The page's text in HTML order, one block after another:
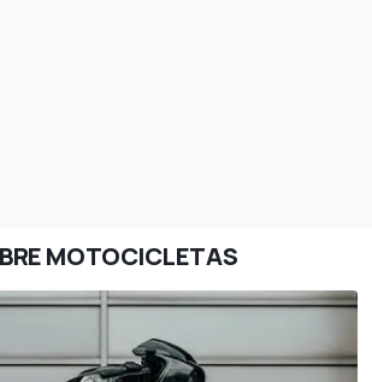
MOTOCICLETAS